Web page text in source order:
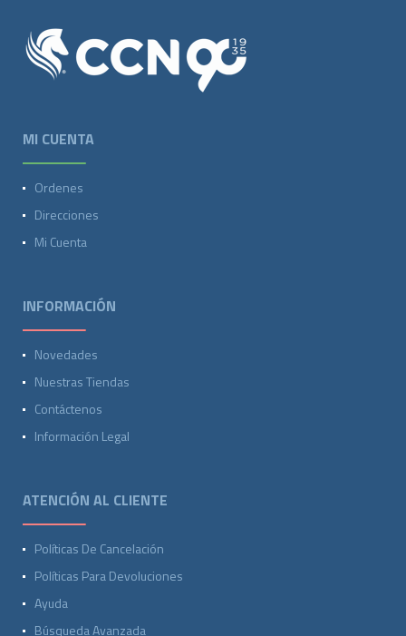
MI CUENTA
Ordenes
Direcciones
Mi Cuenta
INFORMACIÓN
Novedades
Nuestras Tiendas
Contáctenos
Información Legal
ATENCIÓN AL CLIENTE
Políticas De Cancelación
Políticas Para Devoluciones
Ayuda
Búsqueda Avanzada